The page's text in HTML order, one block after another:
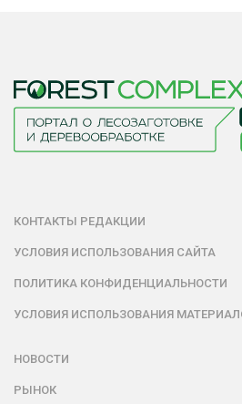
КОНТАКТЫ РЕДАКЦИИ
УСЛОВИЯ ИСПОЛЬЗОВАНИЯ САЙТА
ПОЛИТИКА КОНФИДЕНЦИАЛЬНОСТИ
УСЛОВИЯ ИСПОЛЬЗОВАНИЯ
НОВОСТИ
РЫНОК